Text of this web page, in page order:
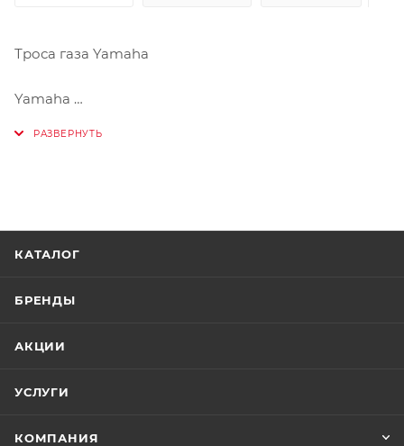
Троса газа Yamaha
Yamaha
КАТАЛОГ
БРЕНДЫ
АКЦИИ
УСЛУГИ
КОМПАНИЯ